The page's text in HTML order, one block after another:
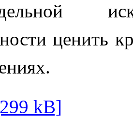
ценить
kB]